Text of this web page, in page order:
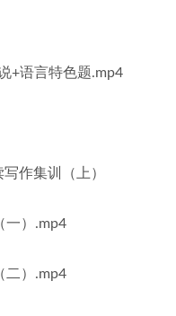
+语言特色题.mp4
作集训（上）
一）.mp4
二）.mp4